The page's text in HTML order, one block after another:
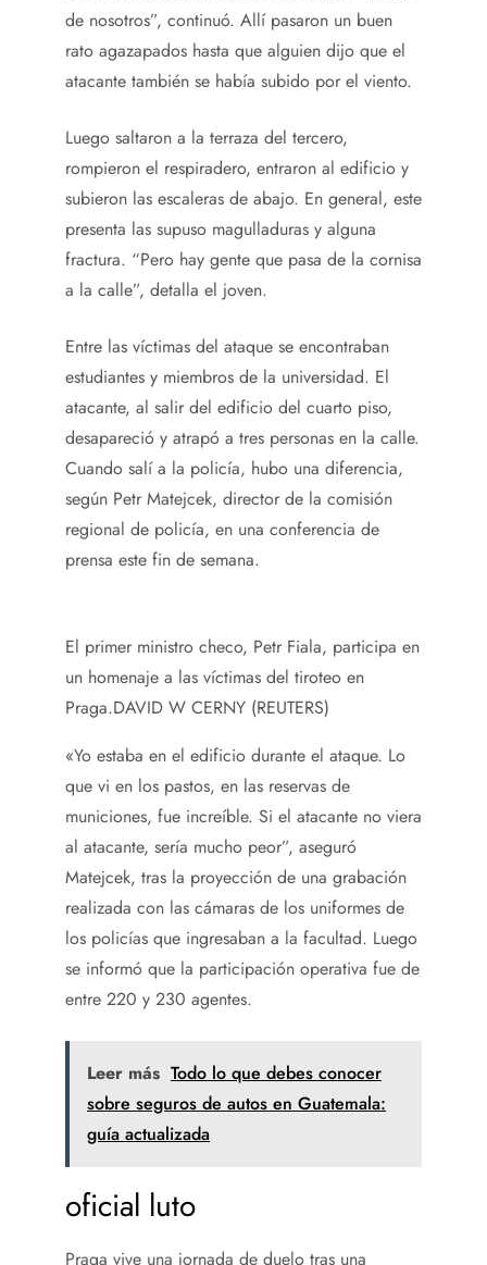
de nosotros”, continuó. Allí pasaron un buen
rato agazapados hasta que alguien dijo que el
atacante también se había subido por el viento.
Luego saltaron a la terraza del tercero,
rompieron el respiradero, entraron al edificio y
subieron las escaleras de abajo. En general, este
presenta las supuso magulladuras y alguna
fractura. “Pero hay gente que pasa de la cornisa
a la calle”, detalla el joven.
Entre las víctimas del ataque se encontraban
estudiantes y miembros de la universidad. El
atacante, al salir del edificio del cuarto piso,
desapareció y atrapó a tres personas en la calle.
Cuando salí a la policía, hubo una diferencia,
según Petr Matejcek, director de la comisión
regional de policía, en una conferencia de
prensa este fin de semana.
El primer ministro checo, Petr Fiala, participa en
un homenaje a las víctimas del tiroteo en
Praga.DAVID W CERNY (REUTERS)
«Yo estaba en el edificio durante el ataque. Lo
que vi en los pastos, en las reservas de
municiones, fue increíble. Si el atacante no viera
al atacante, sería mucho peor”, aseguró
Matejcek, tras la proyección de una grabación
realizada con las cámaras de los uniformes de
los policías que ingresaban a la facultad. Luego
se informó que la participación operativa fue de
entre 220 y 230 agentes.
Leer más Todo lo que debes conocer
sobre seguros de autos en Guatemala:
guía actualizada
oficial luto
Praga vive una jornada de duelo tras una